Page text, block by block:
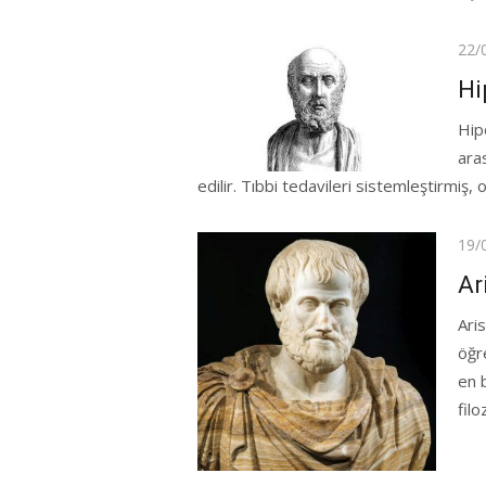
22/
edilir. Tıbbi tedavileri sistemleştirmiş,
19/
en